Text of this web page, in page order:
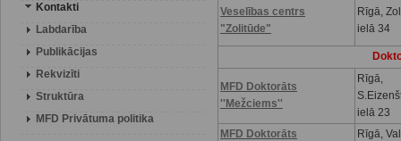
Kontakti
Labdarība
Publikācijas
Rekvizīti
Struktūra
MFD Privātuma politika
Veselības centrs
"Zolitūde"
Rīgā,
ielā 34
MFD Doktorāts
''Mežciems''
Rīgā,
ielā 23
MFD Doktorāts
Rīgā,